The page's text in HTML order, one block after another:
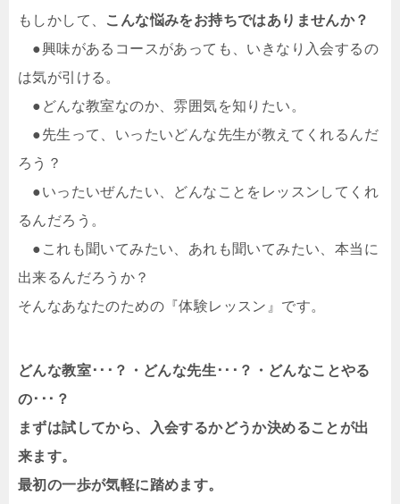
もしかして、 こんな悩みをお持ちではありませんか？
●興味があるコースがあっても、いきなり入会するの
は気が引ける。
●どんな教室なのか、雰囲気を知りたい。
●先生って、いったいどんな先生が教えてくれるんだ
ろう？
●いったいぜんたい、どんなことをレッスンしてくれ
るんだろう。
●これも聞いてみたい、あれも聞いてみたい、本当に
出来るんだろうか？
そんなあなたのための『体験レッスン』です。
どんな教室･･･？・どんな先生･･･？・どんなことやる
の･･･？
まずは試してから、入会するかどうか決めることが出
来ます。
最初の一歩が気軽に踏めます。